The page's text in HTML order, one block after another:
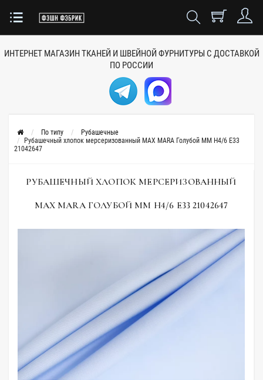
ИНТЕРНЕТ МАГАЗИН ТКАНЕЙ И ШВЕЙНОЙ ФУРНИТУРЫ С ДОСТАВКОЙ
ПО РОССИИ
По типу
Рубашечные
Рубашечный хлопок мерсеризованный MAX MARA Голубой MM H4/6 E33
21042647
РУБАШЕЧНЫЙ ХЛОПОК МЕРСЕРИЗОВАННЫЙ
MAX MARA ГОЛУБОЙ MM H4/6 E33 21042647